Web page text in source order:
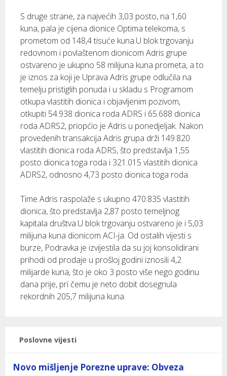
S druge strane, za najvećih 3,03 posto, na 1,60
kuna, pala je cijena dionice Optima telekoma, s
prometom od 148,4 tisuće kuna.U blok trgovanju
redovnom i povlaštenom dionicom Adris grupe
ostvareno je ukupno 58 milijuna kuna prometa, a to
je iznos za koji je Uprava Adris grupe odlučila na
temelju pristiglih ponuda i u skladu s Programom
otkupa vlastitih dionica i objavljenim pozivom,
otkupiti 54.938 dionica roda ADRS i 65.688 dionica
roda ADRS2, priopćio je Adris u ponedjeljak. Nakon
provedenih transakcija Adris grupa drži 149.820
vlastitih dionica roda ADRS, što predstavlja 1,55
posto dionica toga roda i 321.015 vlastitih dionica
ADRS2, odnosno 4,73 posto dionica toga roda.
Time Adris raspolaže s ukupno 470.835 vlastitih
dionica, što predstavlja 2,87 posto temeljnog
kapitala društva.U blok trgovanju ostvareno je i 5,03
milijuna kuna dionicom ACI-ja. Od ostalih vijesti s
burze, Podravka je izvijestila da su joj konsolidirani
prihodi od prodaje u prošloj godini iznosili 4,2
milijarde kuna, što je oko 3 posto više nego godinu
dana prije, pri čemu je neto dobit dosegnula
rekordnih 205,7 milijuna kuna.
Poslovne vijesti
Novo mišljenje Porezne uprave: Obveza